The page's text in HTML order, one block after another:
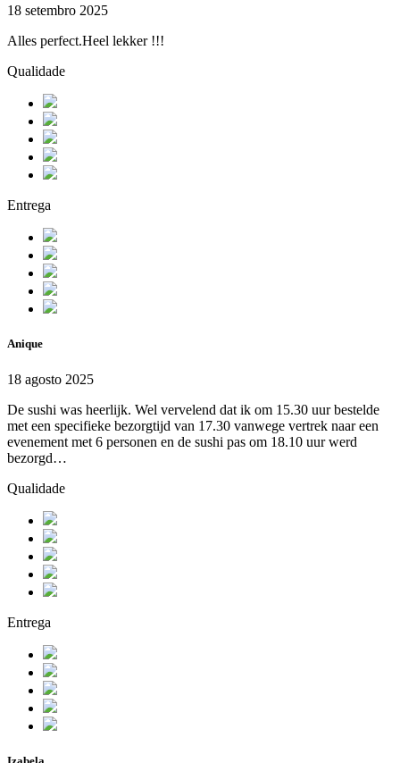
18 setembro 2025
Alles perfect.Heel lekker !!!
Qualidade
Entrega
Anique
18 agosto 2025
De sushi was heerlijk. Wel vervelend dat ik om 15.30 uur bestelde
met een specifieke bezorgtijd van 17.30 vanwege vertrek naar een
evenement met 6 personen en de sushi pas om 18.10 uur werd
bezorgd…
Qualidade
Entrega